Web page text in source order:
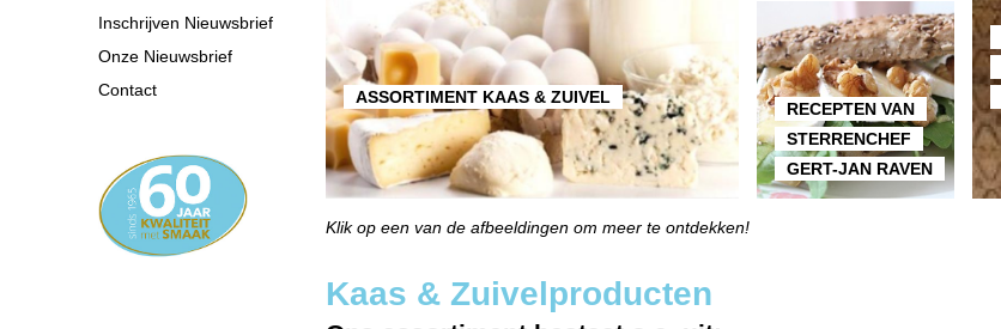
Inschrijven Nieuwsbrief
Onze Nieuwsbrief
Contact
ASSORTIMENT KAAS & ZUIVEL
RECEPTEN VAN
STERRENCHEF
GERT-JAN RAVEN
Klik op een van de afbeeldingen om meer te ontdekken!
Kaas & Zuivelproducten